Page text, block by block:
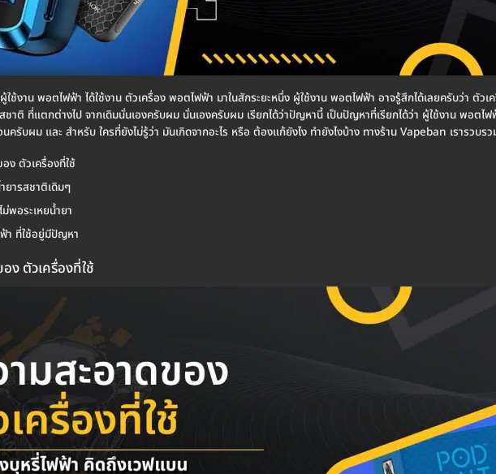
ใช้งาน พอตไฟฟ้า ได้ใช้งาน ตัวเครื่อง พอตไฟฟ้า มาในสักระยะหนึ่ง ผู้ใช้งาน พอตไฟฟ้า อาจรู้สึกได้เลยครับว่า ตัว
ชาติ ที่แตกต่างไป จากเดิมนั่นเองครับผม นั่นเองครับผม เรียกได้ว่าปัญหานี้ เป็นปัญหาที่เรียกได้ว่า ผู้ใช้งาน พอตไ
ครับผม และ สำหรับ ใครที่ยังไม่รู้ว่า มันเกิดจากอะไร หรือ ต้องแก้ยังไง ทำยังไงบ้าง ทางร้าน Vapeban เรารวบร
ง ตัวเครื่องที่ใช้
ยารสชาติเดิมๆ
ม่พอระเหยน้ำยา
า ที่ใช้อยู่มีปัญหา
ง ตัวเครื่องที่ใช้